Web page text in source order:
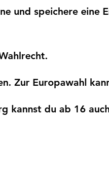
und speichere eine
Zur Europawahl
kannst du ab 16